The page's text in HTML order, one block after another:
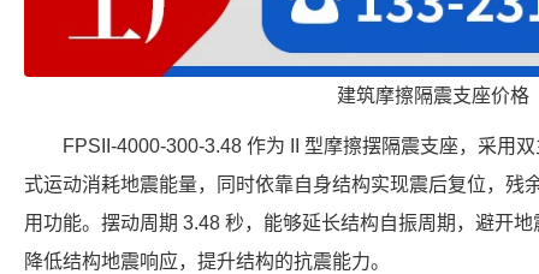
建筑摩擦隔震支座价格
FPSII-4000-300-3.48 作为 II 型摩擦摆隔震支座，采用
式运动消耗地震能量，同时依靠自身结构实现震后复位，残
用功能。摆动周期 3.48 秒，能够延长结构自振周期，避开
降低结构地震响应，提升结构的抗震能力。